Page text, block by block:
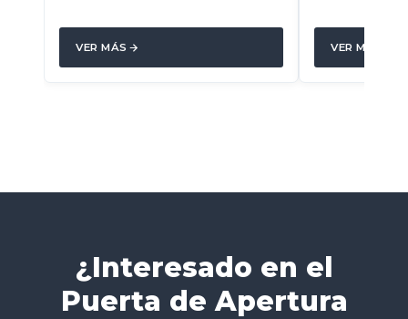
VER MÁS VER MÁS
¿Interesado en el
Puerta de Apertura